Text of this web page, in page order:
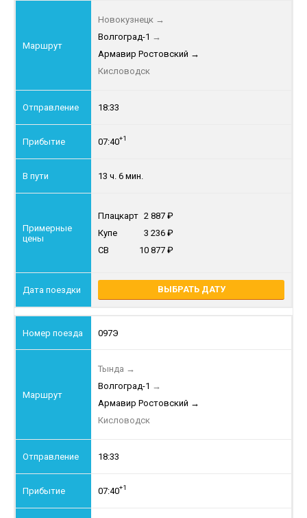
Новокузнецк →
Волгоград-1 →
Армавир Ростовский →
Кисловодск
18:33
07:40+1
13 ч. 6 мин.
Плацкарт 2 887
Купе
3 236
СВ
10 877
ВЫБРАТЬ ДАТУ
097Э
Тында →
Волгоград-1 →
Армавир Ростовский →
Кисловодск
18:33
07:40+1